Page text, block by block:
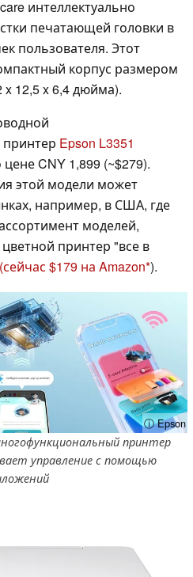
интеллектуально
печатающей головки в
пользователя. Этот
корпус размером
x 12,5 x 6,4 дюйма).
Epson L3351
CNY 1,899 (~$279).
этой модели может
например, в США, где
моделей,
принтер "все в
(сейчас $179 на Amazon ).
ⓘ Epson
принтер
управление с помощью